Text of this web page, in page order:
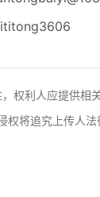
权利人应提供相关
将追究上传人法